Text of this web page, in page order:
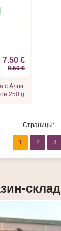
7.50 €
9.50 €
с Алоэ
250 g
Страницы:
1 2 3
склад